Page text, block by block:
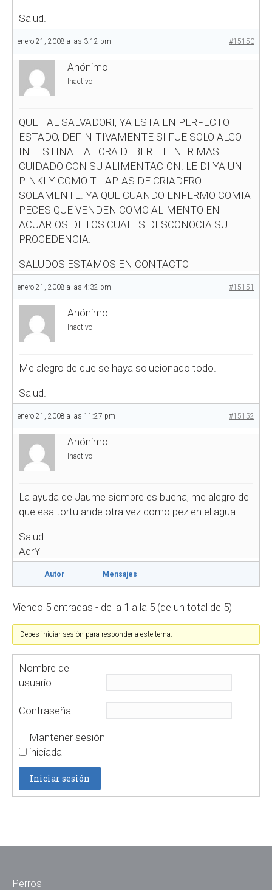
Salud.
enero 21, 2008 a las 3:12 pm #15150
Anónimo
Inactivo
QUE TAL SALVADORI, YA ESTA EN PERFECTO
ESTADO, DEFINITIVAMENTE SI FUE SOLO ALGO
INTESTINAL. AHORA DEBERE TENER MAS
CUIDADO CON SU ALIMENTACION. LE DI YA UN
PINKI Y COMO TILAPIAS DE CRIADERO
SOLAMENTE. YA QUE CUANDO ENFERMO COMIA
PECES QUE VENDEN COMO ALIMENTO EN
ACUARIOS DE LOS CUALES DESCONOCIA SU
PROCEDENCIA.
SALUDOS ESTAMOS EN CONTACTO
enero 21, 2008 a las 4:32 pm #15151
Anónimo
Inactivo
Me alegro de que se haya solucionado todo.
Salud.
enero 21, 2008 a las 11:27 pm #15152
Anónimo
Inactivo
La ayuda de Jaume siempre es buena, me alegro de
que esa tortu ande otra vez como pez en el agua
Salud
AdrY
Autor Mensajes
Viendo 5 entradas - de la 1 a la 5 (de un total de 5)
Debes iniciar sesión para responder a este tema.
Nombre de
usuario:
Contraseña:
Mantener sesión
iniciada
Iniciar sesión
Perros